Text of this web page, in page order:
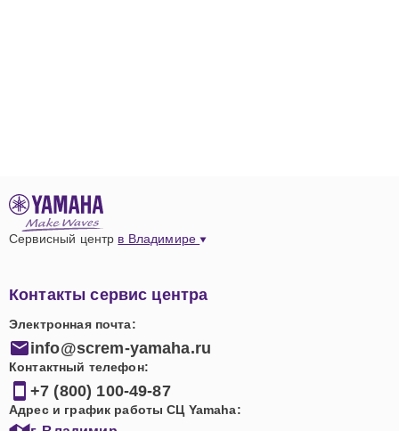
Сервисный центр в Владимире
Контакты сервис центра
Электронная почта:
info@screm-yamaha.ru
Контактный телефон:
+7 (800) 100-49-87
Адрес и график работы СЦ Yamaha: